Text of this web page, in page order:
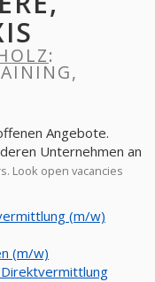
:
Angebote.
Unternehmen an
Look open vacancies
(m/w)
(m/w)